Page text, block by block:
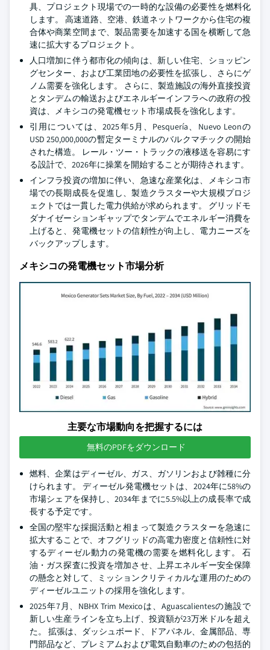
具、プロジェクト現場での一時的な設備の必要性を燃料化
します。 高速道路、空港、鉄道ネットワークから住宅の複
合体や商業空間まで、製品需要を加速する国を横断して急
速に拡大するプロジェクト。
人口増加に伴う都市化の傾向は、新しい住宅、ショッピン
グセンター、および工業団地の必要性を拡張し、さらにゲ
ノム需要を強化します。 さらに、製造施設の海外直接投資
とタンデムの輸送およびエネルギーインフラへの政府の投
資は、メキシコの発電機セット市場成長を強化します。
引用については、2025年5月、Pesquería、Nuevo Leonの
USD 250,000,000の暫定ターミナルのバルクマチックの開始
された構造。 レール・ツー・トラックの液移送を容易にす
る設計で、2026年に操業を開始することが期待されます。
インフラ投資の増加に伴い、急速な産業化は、メキシコ市
場での長期成長を促進し、製造クラスターや大規模プロジ
ェクトでは一貫した電力供給が求められます。 グリッドモ
ダナイゼーションギャップでタンデムでエネルギー消費を
上げると、発電機セットの信頼性が向上し、電力ニーズを
バックアップします。
メキシコの発電機セット市場分析
主要な市場動向を把握するには
無料のPDFをダウンロード
燃料、企業はディーゼル、ガス、ガソリンおよび雑種に分
けられます。 ディーゼル発電機セットは、2024年に58%の
市場シェアを保持し、2034年までに5.5%以上の成長率で成
長する予定です。
全国の堅牢な採掘活動と相まって製造クラスターを急速に
拡大することで、オフグリッドの高電力密度と信頼性に対
するディーゼル動力の発電機の需要を燃料化します。 石
油・ガス探査に投資を増加させ、上昇エネルギー安全保障
の懸念と対して、ミッションクリティカルな運用のための
ディーゼルユニットの採用を強化します。
2025年7月、NBHX Trim Mexicoは、Aguascalientesの施設で
新しい生産ラインを立ち上げ、投資額が23万米ドルを超え
た。 拡張は、ダッシュボード、ドアパネル、金属部品、専
門部品など、プレミアムおよび電気自動車のための包括的